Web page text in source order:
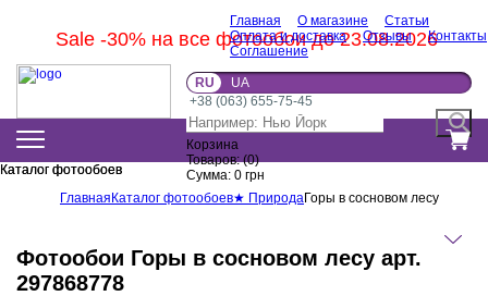
Sale -30% на все фотообои до 23.08.2026
Главная О магазине
Статьи
Оплата и доставка
Отзывы
Контакты
Соглашение
RU
UA
+38 (063) 655-75-45
Корзина
Товаров:(0)
Сумма: 0 грн
Каталог фотообоев
Каталог фотообоев
Главная Каталог фотообоев★ ПриродаГоры в сосновом лесу
Фотообои Горы в сосновом лесу арт.
297868778